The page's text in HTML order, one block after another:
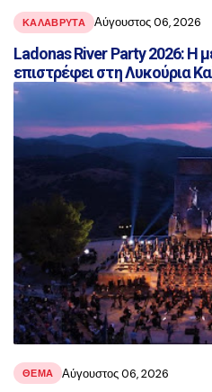
ΚΑΛΑΒΡΥΤΑ Αύγουστος 06, 2026
Ladonas River Party 2026: Η
επιστρέφει στη Λυκούρια
ΘΕΜΑ Αύγουστος 06, 2026